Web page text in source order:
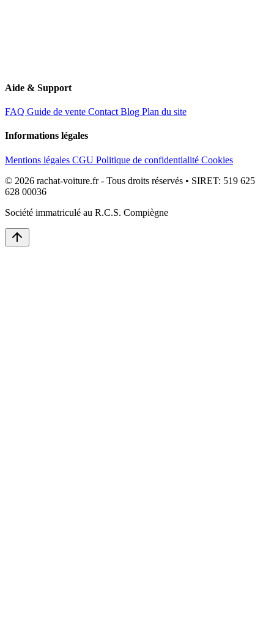
Aide & Support
FAQ Guide de vente Contact Blog Plan du site
Informations légales
Mentions légales CGU Politique de confidentialité Cookies
© 2026 rachat-voiture.fr - Tous droits réservés • SIRET: 519 625
628 00036
Société immatriculé au R.C.S. Compiègne